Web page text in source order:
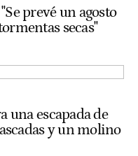
prevé un agosto
secas"
una escapada de
y un molino